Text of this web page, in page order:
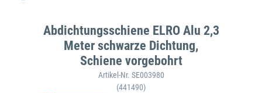
Abdichtungsschiene ELRO Alu 2,3
Meter schwarze Dichtung,
Schiene vorgebohrt
Artikel-Nr. SE003980
(441490)